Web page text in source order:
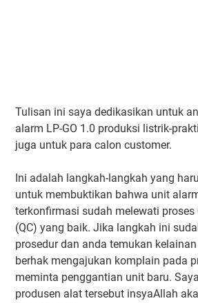
Tulisan ini saya dedikasikan untuk
alarm LP-GO 1.0 produksi listrik-
juga untuk para calon customer.
Ini adalah langkah-langkah yang
untuk membuktikan bahwa unit
terkonfirmasi sudah melewati proses
(QC) yang baik. Jika langkah ini
prosedur dan anda temukan
berhak mengajukan komplain pada
meminta penggantian unit baru.
produsen alat tersebut insyaAllah